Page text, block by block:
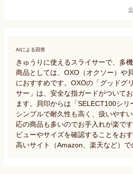
AIによる回答
きゅうりに使えるスライサーで、多
商品としては、OXO（オクソー）や
におすすめです。OXOの「グッドグ
サー」は、安全な指ガードがついて
ます。貝印からは「SELECT100シ
シンプルで耐久性も高く、扱いやす
応の商品も多いのでお手入れが楽で
ビューやサイズを確認することをお
高いサイト（Amazon、楽天など）で